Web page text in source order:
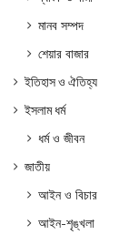
মানব সম্পদ
শেয়ার বাজার
ইতিহাস ও ঐতিহ্য
ইসলাম ধর্ম
ধর্ম ও জীবন
জাতীয়
আইন ও বিচার
আইন-শৃঙ্খলা